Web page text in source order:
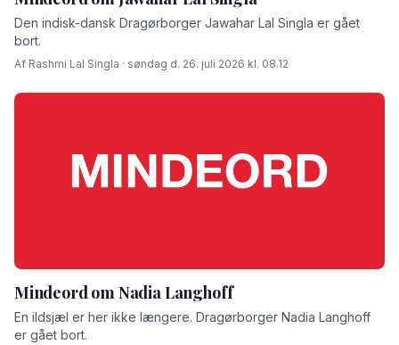
Den indisk-dansk Dragørborger Jawahar Lal Singla er gået
bort.
Af Rashmi Lal Singla · søndag d. 26. juli 2026 kl. 08.12
Mindeord om Nadia Langhoff
En ildsjæl er her ikke længere. Dragørborger Nadia Langhoff
er gået bort.